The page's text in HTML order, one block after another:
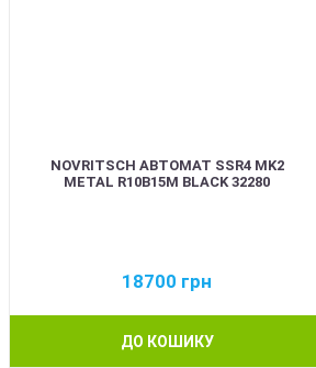
NOVRITSCH АВТОМАТ SSR4 MK2
METAL R10B15M BLACK 32280
18700 грн
ДО КОШИКУ